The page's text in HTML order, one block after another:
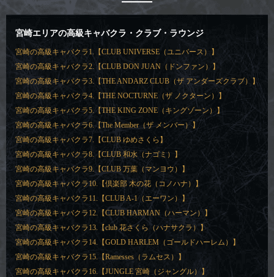
宮崎エリアの高級キャバクラ・クラブ・ラウンジ
宮崎の高級キャバクラ1.【CLUB UNIVERSE（ユニバース）】
宮崎の高級キャバクラ2.【CLUB DON JUAN（ドンファン）】
宮崎の高級キャバクラ3.【THE ANDARZ CLUB（ザ アンダーズクラブ）】
宮崎の高級キャバクラ4.【THE NOCTURNE（ザ ノクターン）】
宮崎の高級キャバクラ5.【THE KING ZONE（キングゾーン）】
宮崎の高級キャバクラ6.【The Member（ザ メンバー）】
宮崎の高級キャバクラ7.【CLUB ゆめさくら】
宮崎の高級キャバクラ8.【CLUB 和水（ナゴミ）】
宮崎の高級キャバクラ9.【CLUB 万葉（マンヨウ）】
宮崎の高級キャバクラ10.【倶楽部 木の花（コノハナ）】
宮崎の高級キャバクラ11.【CLUB A-1（エーワン）】
宮崎の高級キャバクラ12.【CLUB HARMAN（ハーマン）】
宮崎の高級キャバクラ13.【club 花さくら（ハナサクラ）】
宮崎の高級キャバクラ14.【GOLD HARLEM（ゴールドハーレム）】
宮崎の高級キャバクラ15.【Ramesses（ラムセス）】
宮崎の高級キャバクラ16.【JUNGLE 宮崎（ジャングル）】